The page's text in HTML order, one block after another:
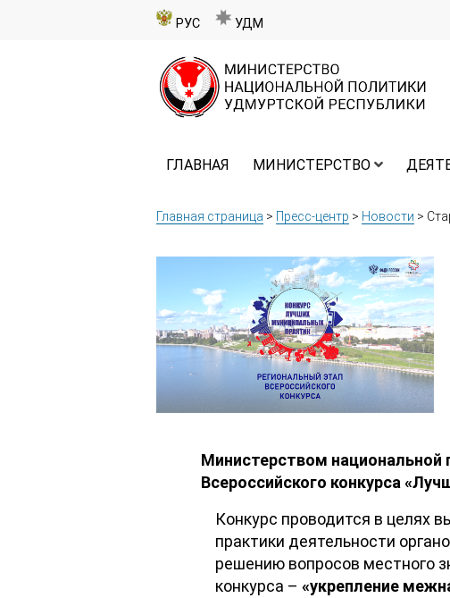
РУС УДМ
ГЛАВНАЯ МИНИСТЕРСТВО
Главная страница > Пресс-центр > Новости >
Министерством национальной
Всероссийского конкурса
Конкурс проводится в целях
практики деятельности
решению вопросов местного
конкурса – «укрепление